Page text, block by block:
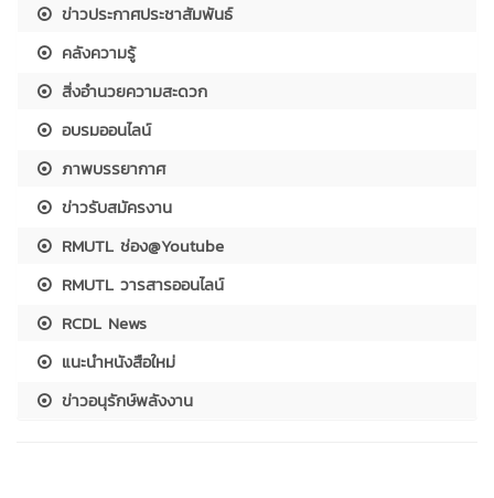
ข่าวประกาศประชาสัมพันธ์
คลังความรู้
สิ่งอำนวยความสะดวก
อบรมออนไลน์
ภาพบรรยากาศ
ข่าวรับสมัครงาน
RMUTL ช่อง@Youtube
RMUTL วารสารออนไลน์
RCDL News
แนะนำหนังสือใหม่
ข่าวอนุรักษ์พลังงาน